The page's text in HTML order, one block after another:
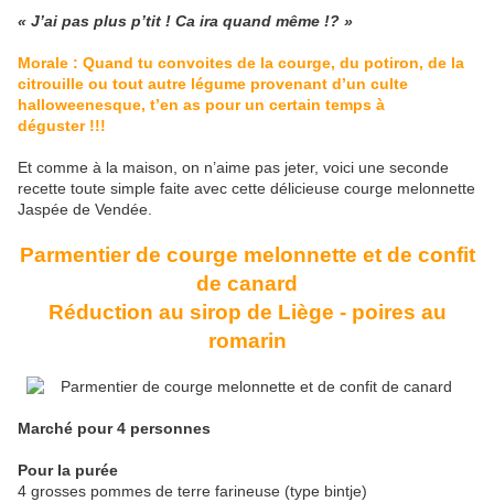
« J’ai pas plus p’tit ! Ca ira quand même !? »
Morale : Quand tu convoites de la courge, du potiron, de la
citrouille ou tout autre légume provenant d’un culte
halloweenesque, t’en as pour un certain temps à
déguster !!!
Et comme à la maison, on n’aime pas jeter, voici une seconde
recette toute simple faite avec cette délicieuse courge melonnette
Jaspée de Vendée.
Parmentier de courge melonnette et de confit
de canard
Réduction au sirop de Liège - poires au
romarin
Marché pour 4 personnes
Pour la purée
4 grosses pommes de terre farineuse (type bintje)